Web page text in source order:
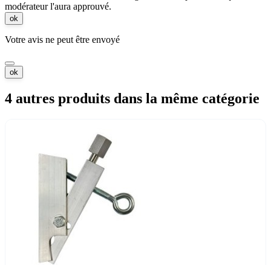
modérateur l'aura approuvé.
ok
Votre avis ne peut être envoyé
ok
4 autres produits dans la même catégorie